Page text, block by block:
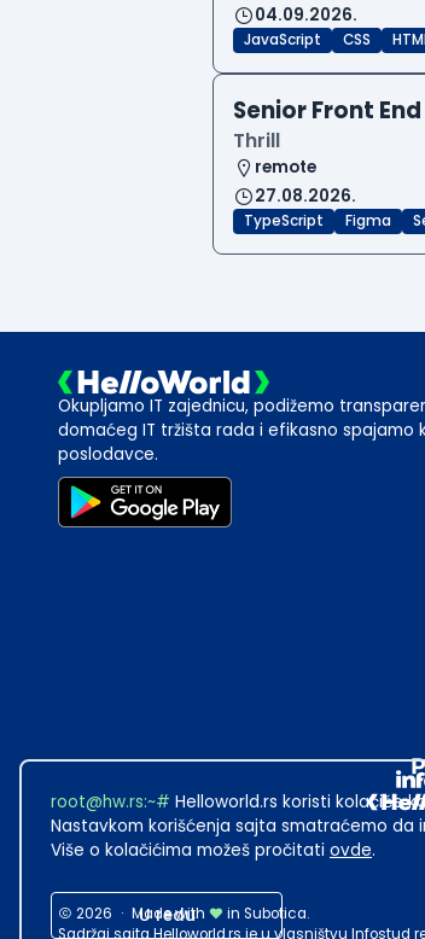
04.09.2026.
JavaScript CSS
Senior Front
Thrill
remote
27.08.2026.
TypeScript Figma
Okupljamo IT zajednicu, podižemo
domaćeg IT tržišta rada i efikasno spajamo
poslodavce.
2026 · Made with
in Subotica.
Sadržaj sajta Helloworld.rs je u vlasništvu Infostud
root@hw.rs:~# Helloworld.rs koristi kolačiće
Nastavkom korišćenja sajta smatraćemo da
Više o kolačićima možeš pročitati ovde.
U redu